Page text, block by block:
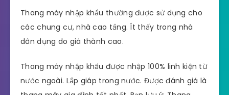
Thang máy nhập khẩu thường được sử dụng cho
các chung cư, nhà cao tầng. Ít thấy trong nhà
dân dụng do giá thành cao.
Thang máy nhập khẩu được nhập 100% linh kiện từ
nước ngoài. Lắp giáp trong nước. Được đánh giá là